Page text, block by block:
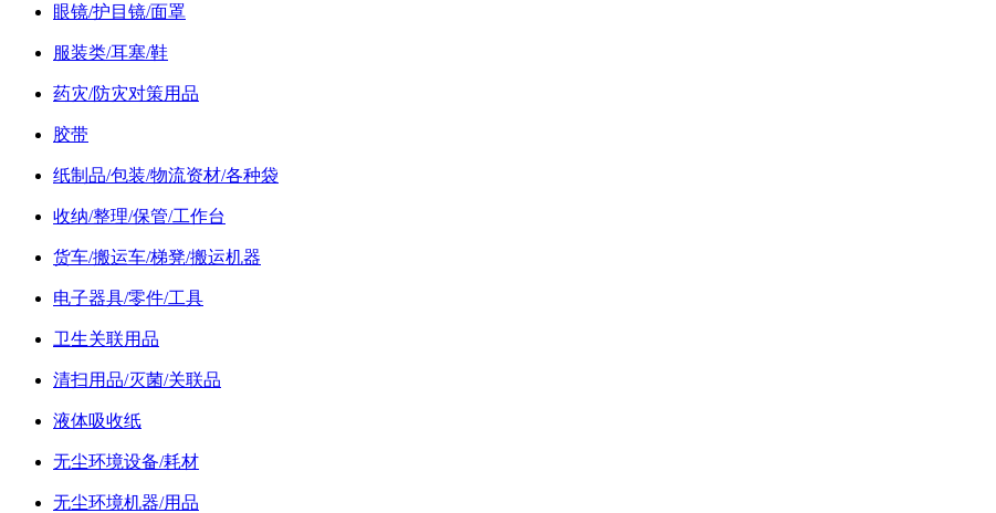
眼镜/护目镜/面罩
服装类/耳塞/鞋
药灾/防灾对策用品
胶带
纸制品/包装/物流资材/各种袋
收纳/整理/保管/工作台
货车/搬运车/梯凳/搬运机器
电子器具/零件/工具
卫生关联用品
清扫用品/灭菌/关联品
液体吸收纸
无尘环境设备/耗材
无尘环境机器/用品